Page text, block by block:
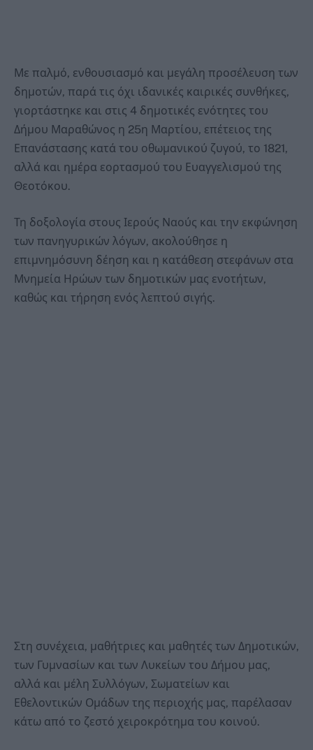
Με παλμό, ενθουσιασμό και μεγάλη προσέλευση των
δημοτών, παρά τις όχι ιδανικές καιρικές συνθήκες,
γιορτάστηκε και στις 4 δημοτικές ενότητες του
Δήμου Μαραθώνος η 25η Μαρτίου, επέτειος της
Επανάστασης κατά του οθωμανικού ζυγού, το 1821,
αλλά και ημέρα εορτασμού του Ευαγγελισμού της
Θεοτόκου.
Τη δοξολογία στους Ιερούς Ναούς και την εκφώνηση
των πανηγυρικών λόγων, ακολούθησε η
επιμνημόσυνη δέηση και η κατάθεση στεφάνων στα
Μνημεία Ηρώων των δημοτικών μας ενοτήτων,
καθώς και τήρηση ενός λεπτού σιγής.
Στη συνέχεια, μαθήτριες και μαθητές των Δημοτικών,
των Γυμνασίων και των Λυκείων του Δήμου μας,
αλλά και μέλη Συλλόγων, Σωματείων και
Εθελοντικών Ομάδων της περιοχής μας, παρέλασαν
κάτω από το ζεστό χειροκρότημα του κοινού.